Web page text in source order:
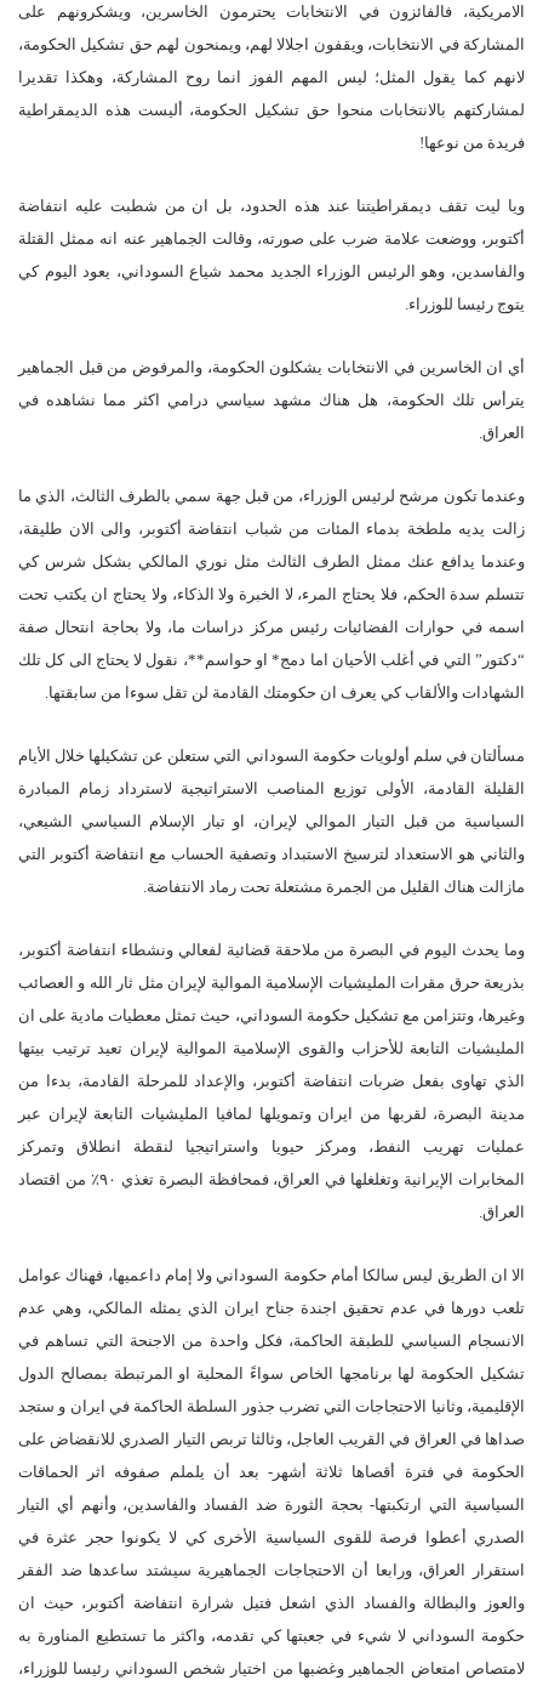
الامريكية، فالفائزون في الانتخابات يحترمون الخاسرين، ويشكرونهم على
المشاركة في الانتخابات، ويقفون اجلالا لهم، ويمنحون لهم حق تشكيل الحكومة،
لانهم كما يقول المثل؛ ليس المهم الفوز انما روح المشاركة، وهكذا تقديرا
لمشاركتهم بالانتخابات منحوا حق تشكيل الحكومة، أليست هذه الديمقراطية
فريدة من نوعها!
ويا ليت تقف ديمقراطيتنا عند هذه الحدود، بل ان من شطبت عليه انتفاضة
أكتوبر، ووضعت علامة ضرب على صورته، وقالت الجماهير عنه انه ممثل القتلة
والفاسدين، وهو الرئيس الوزراء الجديد محمد شياع السوداني، يعود اليوم كي
يتوج رئيسا للوزراء.
أي ان الخاسرين في الانتخابات يشكلون الحكومة، والمرفوض من قبل الجماهير
يترأس تلك الحكومة، هل هناك مشهد سياسي درامي اكثر مما نشاهده في
العراق.
وعندما تكون مرشح لرئيس الوزراء، من قبل جهة سمي بالطرف الثالث، الذي ما
زالت يديه ملطخة بدماء المئات من شباب انتفاضة أكتوبر، والى الان طليقة،
وعندما يدافع عنك ممثل الطرف الثالث مثل نوري المالكي بشكل شرس كي
تتسلم سدة الحكم، فلا يحتاج المرء، لا الخبرة ولا الذكاء، ولا يحتاج ان يكتب تحت
اسمه في حوارات الفضائيات رئيس مركز دراسات ما، ولا بحاجة انتحال صفة
“دكتور” التي في أغلب الأحيان اما دمج* او حواسم**، نقول لا يحتاج الى كل تلك
الشهادات والألقاب كي يعرف ان حكومتك القادمة لن تقل سوءا من سابقتها.
مسألتان في سلم أولويات حكومة السوداني التي ستعلن عن تشكيلها خلال الأيام
القليلة القادمة، الأولى توزيع المناصب الاستراتيجية لاسترداد زمام المبادرة
السياسية من قبل التيار الموالي لإيران، او تيار الإسلام السياسي الشيعي،
والثاني هو الاستعداد لترسيخ الاستبداد وتصفية الحساب مع انتفاضة أكتوبر التي
مازالت هناك القليل من الجمرة مشتعلة تحت رماد الانتفاضة.
وما يحدث اليوم في البصرة من ملاحقة قضائية لفعالي ونشطاء انتفاضة أكتوبر،
بذريعة حرق مقرات المليشيات الإسلامية الموالية لإيران مثل ثار الله و العصائب
وغيرها، وتتزامن مع تشكيل حكومة السوداني، حيث تمثل معطيات مادية على ان
المليشيات التابعة للأحزاب والقوى الإسلامية الموالية لإيران تعيد ترتيب بيتها
الذي تهاوى بفعل ضربات انتفاضة أكتوبر، والإعداد للمرحلة القادمة، بدءا من
مدينة البصرة، لقربها من ايران وتمويلها لمافيا المليشيات التابعة لإيران عبر
عمليات تهريب النفط، ومركز حيويا واستراتيجيا لنقطة انطلاق وتمركز
المخابرات الإيرانية وتغلغلها في العراق، فمحافظة البصرة تغذي ٩٠٪ من اقتصاد
العراق.
الا ان الطريق ليس سالكا أمام حكومة السوداني ولا إمام داعميها، فهناك عوامل
تلعب دورها في عدم تحقيق اجندة جناح ايران الذي يمثله المالكي، وهي عدم
الانسجام السياسي للطبقة الحاكمة، فكل واحدة من الاجنحة التي تساهم في
تشكيل الحكومة لها برنامجها الخاص سواءً المحلية او المرتبطة بمصالح الدول
الإقليمية، وثانيا الاحتجاجات التي تضرب جذور السلطة الحاكمة في ايران و ستجد
صداها في العراق في القريب العاجل، وثالثا تربص التيار الصدري للانقضاض على
الحكومة في فترة أقصاها ثلاثة أشهر- بعد أن يلملم صفوفه اثر الحماقات
السياسية التي ارتكبتها- بحجة الثورة ضد الفساد والفاسدين، وأنهم أي التيار
الصدري أعطوا فرصة للقوى السياسية الأخرى كي لا يكونوا حجر عثرة في
استقرار العراق، ورابعا أن الاحتجاجات الجماهيرية سيشتد ساعدها ضد الفقر
والعوز والبطالة والفساد الذي اشعل فتيل شرارة انتفاضة أكتوبر، حيث ان
حكومة السوداني لا شيء في جعبتها كي تقدمه، واكثر ما تستطيع المناورة به
لامتصاص امتعاض الجماهير وغضبها من اختيار شخص السوداني رئيسا للوزراء،